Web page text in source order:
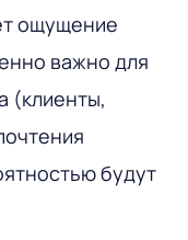
ощущение
важно для
(клиенты,
будут